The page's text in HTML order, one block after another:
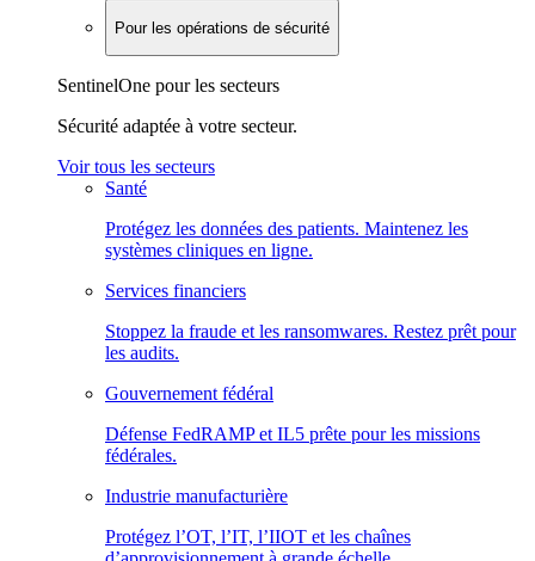
Pour les opérations de sécurité
SentinelOne pour les secteurs
Sécurité adaptée à votre secteur.
Voir tous les secteurs
Santé
Protégez les données des patients. Maintenez les
systèmes cliniques en ligne.
Services financiers
Stoppez la fraude et les ransomwares. Restez prêt pour
les audits.
Gouvernement fédéral
Défense FedRAMP et IL5 prête pour les missions
fédérales.
Industrie manufacturière
Protégez l’OT, l’IT, l’IIOT et les chaînes